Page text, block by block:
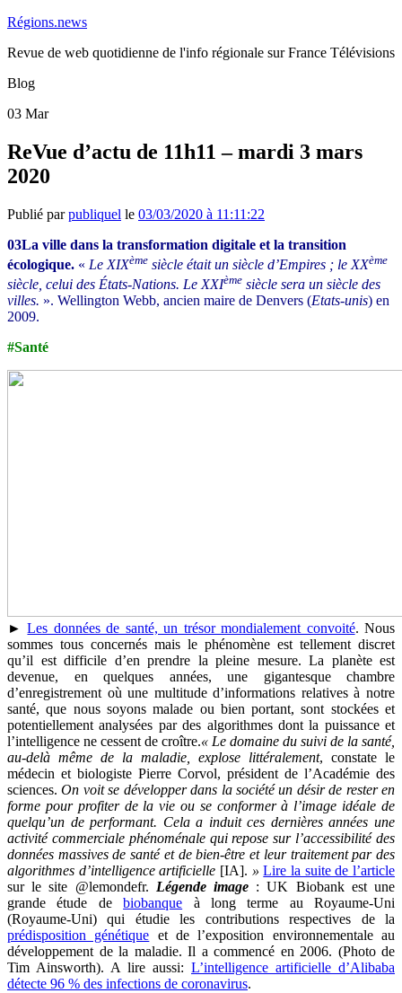
Régions.news
Revue de web quotidienne de l'info régionale sur France Télévisions
Blog
03 Mar
ReVue d’actu de 11h11 – mardi 3 mars
2020
Publié parpubliquel le 03/03/2020 à 11:11:22
03La ville dans la transformation digitale et la transition
écologique. « Le XIXème siècle était un siècle d’Empires ; le XXème
siècle, celui des États-Nations. Le XXIème siècle sera un siècle des
villes. ». Wellington Webb, ancien maire de Denvers (Etats-unis) en
2009.
#Santé
►Les données de santé, un trésor mondialement convoité. Nous
sommes tous concernés mais le phénomène est tellement discret
qu’il est difficile d’en prendre la pleine mesure. La planète est
devenue, en quelques années, une gigantesque chambre
d’enregistrement où une multitude d’informations relatives à notre
santé, que nous soyons malade ou bien portant, sont stockées et
potentiellement analysées par des algorithmes dont la puissance et
l’intelligence ne cessent de croître.« Le domaine du suivi de la santé,
au-delà même de la maladie, explose littéralement, constate le
médecin et biologiste Pierre Corvol, président de l’Académie des
sciences.On voit se développer dans la société un désir de rester en
forme pour profiter de la vie ou se conformer à l’image idéale de
quelqu’un de performant. Cela a induit ces dernières années une
activité commerciale phénoménale qui repose sur l’accessibilité des
données massives de santé et de bien-être et leur traitement par des
algorithmes d’intelligence artificielle [IA]. »Lire la suite de l’article
sur le site @lemondefr. Légende image : UK Biobank est une
grande étude debiobanque à long terme au Royaume-Uni
(Royaume-Uni) qui étudie les contributions respectives de la
prédisposition génétique et de l’exposition environnementale au
développement de la maladie. Il a commencé en 2006. (Photo de
Tim Ainsworth). A lire aussi: L’intelligence artificielle d’Alibaba
détecte 96 % des infections de coronavirus.